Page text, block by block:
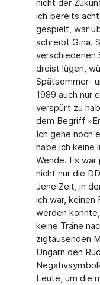
nicht der
ich bereits
gespielt, war
schreibt Gina.
verschiedenen
dreist lügen,
Spätsommer-
1989 auch nur
verspürt zu
dem Begriff
Ich gehe noch
habe ich keine
Wende. Es
nicht nur die
Jene Zeit, in
ich war, keinen
werden
keine Träne
zigtausenden
Ungarn den
Leute, um die